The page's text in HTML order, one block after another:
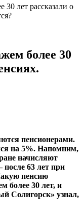
30 лет рассказали о
более 30
пенсионерами.
на 5%. Напомним,
начисляют
63 лет при
пенсию
более 30 лет, и
Солигорск» узнал,